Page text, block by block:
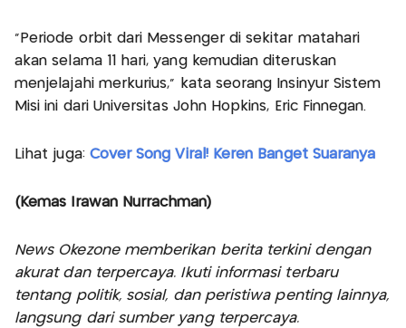
"Periode orbit dari Messenger di sekitar matahari
akan selama 11 hari, yang kemudian diteruskan
menjelajahi merkurius," kata seorang Insinyur Sistem
Misi ini dari Universitas John Hopkins, Eric Finnegan.
Lihat juga: Cover Song Viral! Keren Banget Suaranya
(Kemas Irawan Nurrachman)
News Okezone memberikan berita terkini dengan
akurat dan terpercaya. Ikuti informasi terbaru
tentang politik, sosial, dan peristiwa penting lainnya,
langsung dari sumber yang terpercaya.